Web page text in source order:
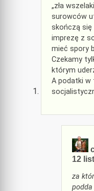
„zła
surowców
skończą
imprezę z
mieć spory
Czekamy
którym
A podatki w
12
za
podda